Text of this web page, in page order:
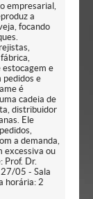
empresarial,
a
focando
estocagem e
pedidos e
é
cadeia de
distribuidor
Ele
a demanda,
excessiva ou
Prof. Dr.
05 - Sala
horária: 2